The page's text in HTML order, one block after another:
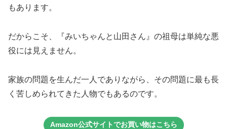
もあります。
だからこそ、『みいちゃんと山田さん』の祖母は単純な悪
役には見えません。
家族の問題を生んだ一人でありながら、その問題に最も長
く苦しめられてきた人物でもあるのです。
Amazon公式サイトでお買い物はこちら